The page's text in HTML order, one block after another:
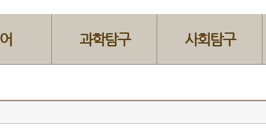
과학탐구 사회탐구